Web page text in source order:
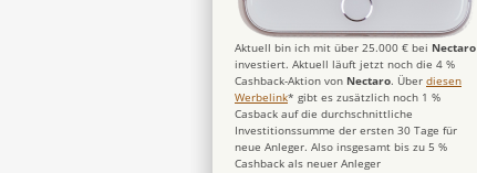
Aktuell bin ich mit über 25.000 € bei Nectaro
investiert. Aktuell läuft jetzt noch die 4 %
Cashback-Aktion von Nectaro. Über diesen
Werbelink* gibt es zusätzlich noch 1 %
Casback auf die durchschnittliche
Investitionssumme der ersten 30 Tage für
neue Anleger. Also insgesamt bis zu 5 %
Cashback als neuer Anleger